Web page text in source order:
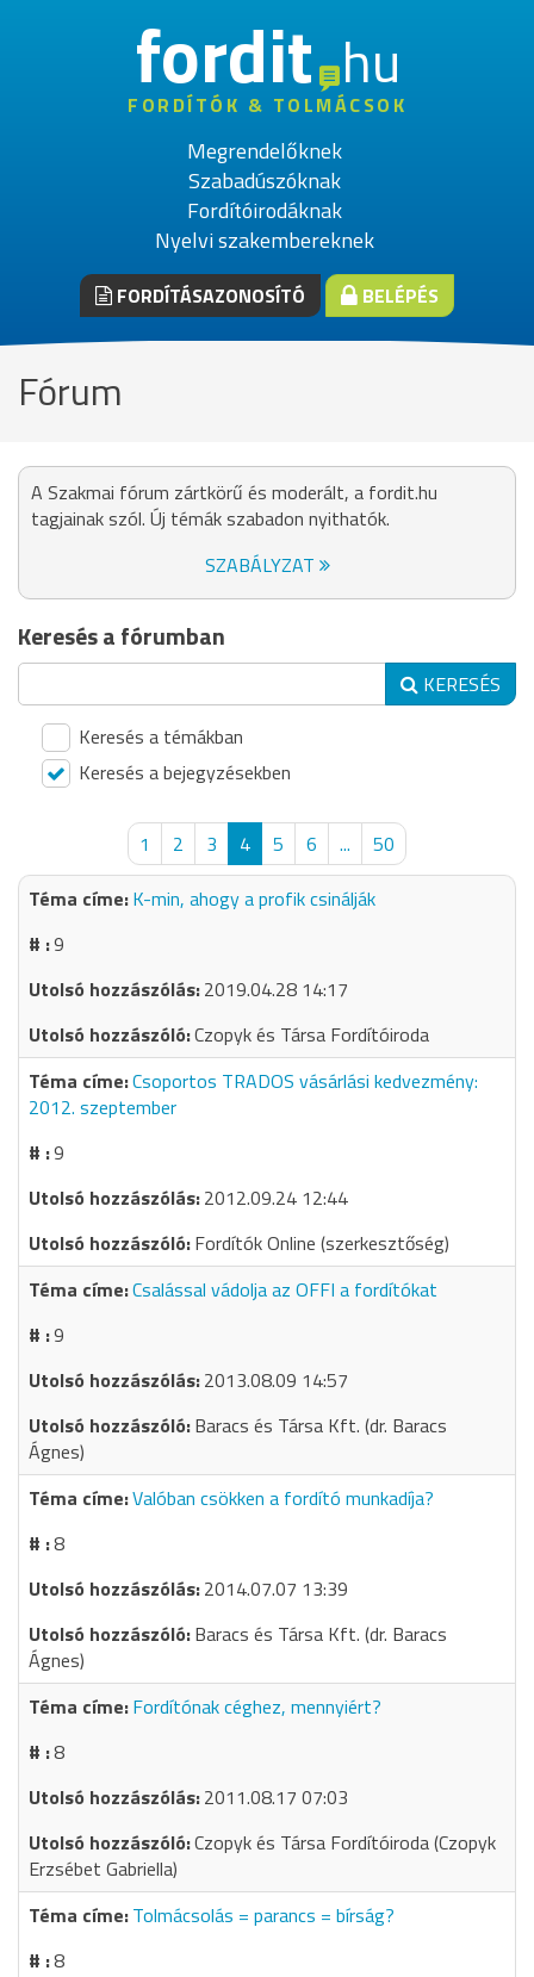
fordithu
FORDÍTÓK & TOLMÁCSOK
Megrendelőknek
Szabadúszóknak
Fordítóirodáknak
Nyelvi szakembereknek
FORDÍTÁSAZONOSÍTÓ BELÉPÉS
Fórum
A Szakmai fórum zártkörű és moderált, a fordit.hu
tagjainak szól. Új témák szabadon nyithatók.
SZABÁLYZAT
Keresés a fórumban
KERESÉS
Keresés a témákban
Keresés a bejegyzésekben
1 2 3 4 5 6 ...
50
K-min, ahogy a profik csinálják
9
2019.04.28 14:17
Czopyk és Társa Fordítóiroda
Csoportos TRADOS vásárlási kedvezmény:
2012. szeptember
9
2012.09.24 12:44
Fordítók Online (szerkesztőség)
Csalással vádolja az OFFI a fordítókat
9
2013.08.09 14:57
Baracs és Társa Kft. (dr. Baracs
Ágnes)
Valóban csökken a fordító munkadíja?
8
2014.07.07 13:39
Baracs és Társa Kft. (dr. Baracs
Ágnes)
Fordítónak céghez, mennyiért?
8
2011.08.17 07:03
Czopyk és Társa Fordítóiroda (Czopyk
Erzsébet Gabriella)
Tolmácsolás = parancs = bírság?
8